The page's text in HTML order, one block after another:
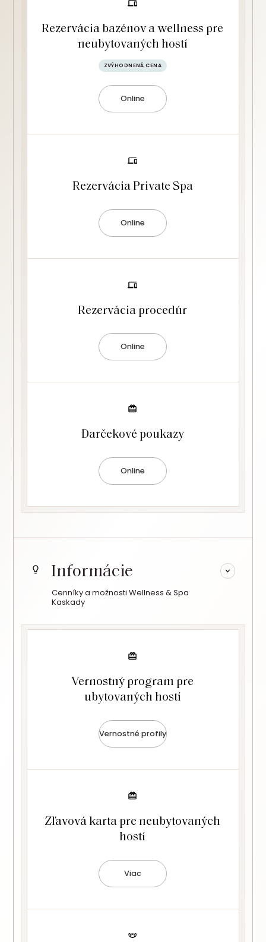
Rezervácia bazénov a wellness pre
neubytovaných hostí
ZVÝHODNENÁ CENA
Online
Rezervácia Private Spa
Online
Rezervácia procedúr
Online
Darčekové poukazy
Online
Informácie
Cenníky a možnosti Wellness & Spa
Kaskady
Vernostný program pre
ubytovaných hostí
Vernostné profily
Zľavová karta pre neubytovaných
hostí
Viac